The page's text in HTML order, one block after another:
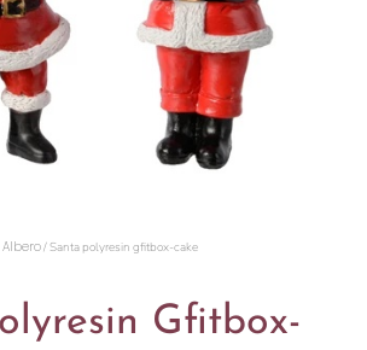
/ Santa polyresin gfitbox-cake
Gfitbox-